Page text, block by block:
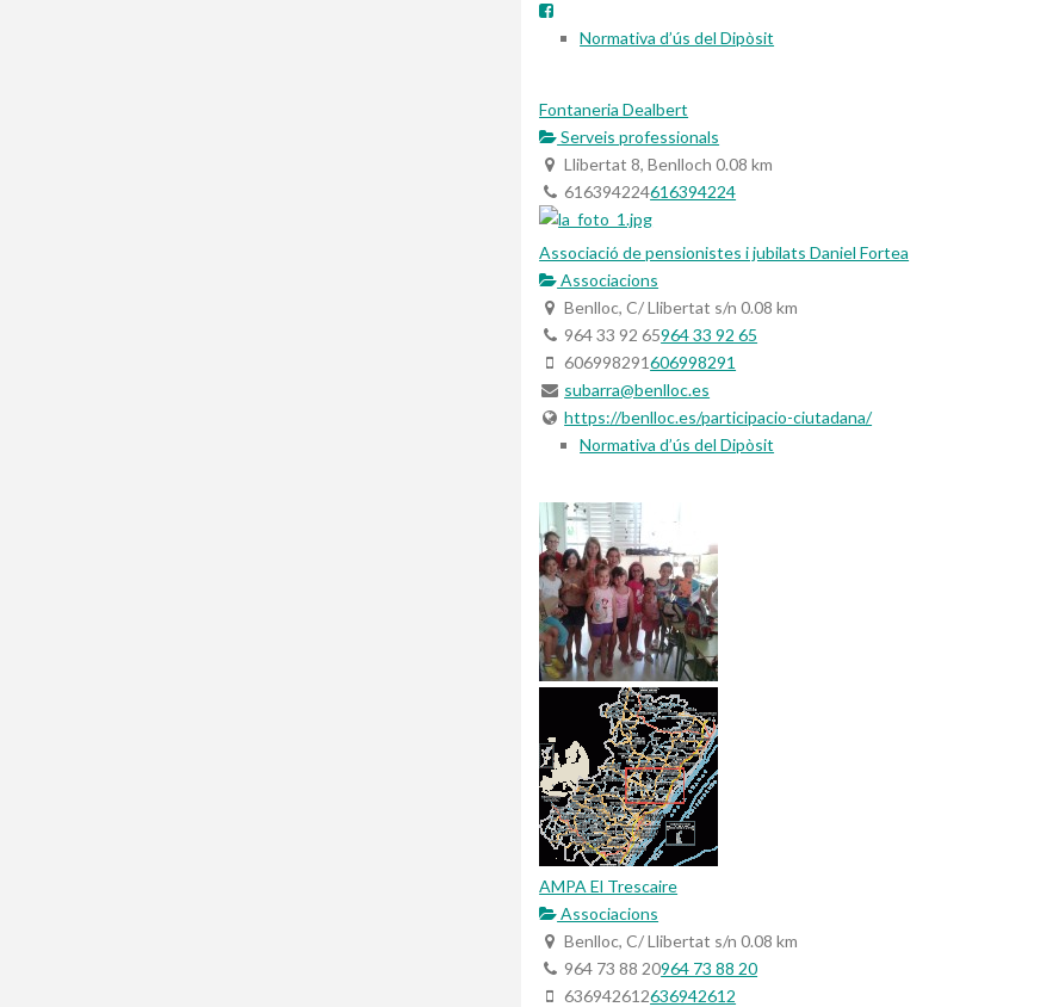
Normativa d’ús del Dipòsit
Fontaneria Dealbert
Serveis professionals
Llibertat 8, Benlloch 0.08 km
616394224616394224
Associació de pensionistes i jubilats Daniel Fortea
Associacions
Benlloc, C/ Llibertat s/n 0.08 km
964 33 92 65964 33 92 65
606998291606998291
subarra@benlloc.es
https://benlloc.es/participacio-ciutadana/
Normativa d’ús del Dipòsit
AMPA El Trescaire
Associacions
Benlloc, C/ Llibertat s/n 0.08 km
964 73 88 20964 73 88 20
636942612636942612